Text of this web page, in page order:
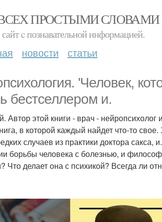
ПРОСТЫМИ СЛОВАМИ
c познавательной информацией.
новости статьи
'Человек,
бестселлером и.
Автор этой книги - врач -
в которой каждый найдет что-то свое.
случаев из практики доктора сакса, и.
борьбы человека с болезнью, и
Что делает она с психикой? Всегда ли